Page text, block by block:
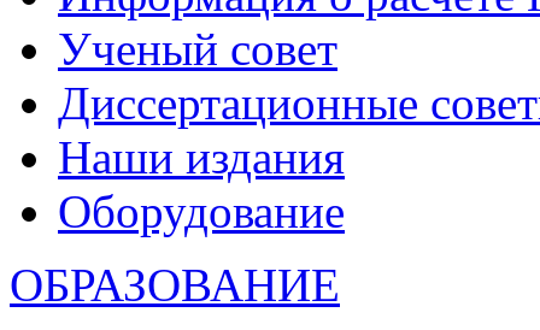
Ученый совет
Диссертационные
Наши издания
Оборудование
ОБРАЗОВАНИЕ